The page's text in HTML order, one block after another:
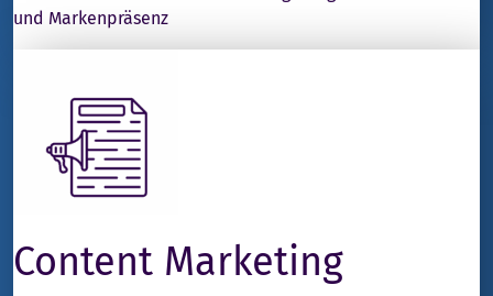
und Markenpräsenz
Content Marketing